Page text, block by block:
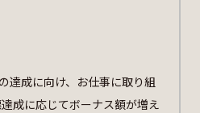
達成に向け、お仕事に取り組
成に応じてボーナス額が増え